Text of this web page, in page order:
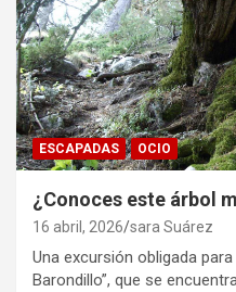
ESCAPADAS OCIO
¿Conoces este árbol
16 abril, 2026 sara Suárez
Una excursión obligada
Barondillo”, que se